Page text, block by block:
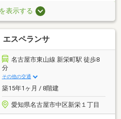
表示する
スペランサ
名古屋市東山線 新栄町駅 徒歩8
分
その他の交通
築15年1ヶ月 / 8階建
愛知県名古屋市中区新栄１丁目